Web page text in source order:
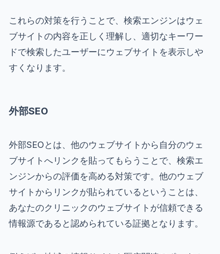
これらの対策を行うことで、検索エンジンはウェ
ブサイトの内容を正しく理解し、適切なキーワー
ドで検索したユーザーにウェブサイトを表示しや
すくなります。
外部SEO
外部SEOとは、他のウェブサイトから自分のウェ
ブサイトへリンクを貼ってもらうことで、検索エ
ンジンからの評価を高める対策です。他のウェブ
サイトからリンクが貼られているということは、
あなたのクリニックのウェブサイトが信頼できる
情報源であると認められている証拠となります。